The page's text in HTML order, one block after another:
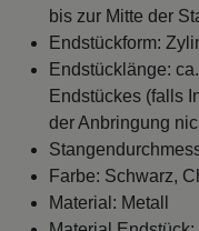
bis zur Mitte der
Endstückform:
Endstücklänge:
Endstückes (falls
der Anbringung
Farbe: Schwarz,
Material: Metall